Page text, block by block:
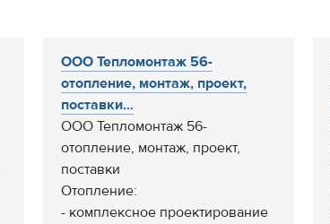
ООО Тепломонтаж 56-
отопление, монтаж, проект,
поставки...
ООО Тепломонтаж 56-
отопление, монтаж, проект,
поставки
Отопление:
- комплексное проектирование